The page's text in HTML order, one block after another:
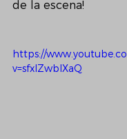
de la escena!
https://
v=sfxIZwbIXaQ